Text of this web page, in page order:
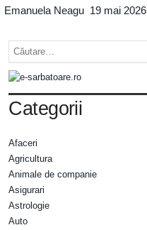
Emanuela Neagu 19 mai 2026
Categorii
Afaceri
Agricultura
Animale de companie
Asigurari
Astrologie
Auto